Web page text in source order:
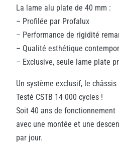
La lame alu plate de 40 mm :
– Profilée par Profalux
– Performance de rigidité
– Qualité esthétique
– Exclusive, seule lame plate
Un système exclusif, le châssis
Testé CSTB 14 000 cycles !
Soit 40 ans de fonctionnement
avec une montée et une
par jour.